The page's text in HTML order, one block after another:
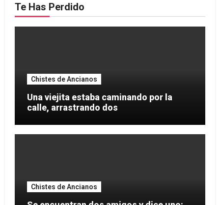
Te Has Perdido
Chistes de Ancianos
Una viejita estaba caminando por la
calle, arrastrando dos
Chistes de Ancianos